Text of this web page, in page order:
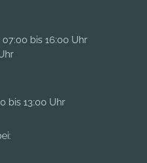
bis 16:00 Uhr
bis 13:00 Uhr